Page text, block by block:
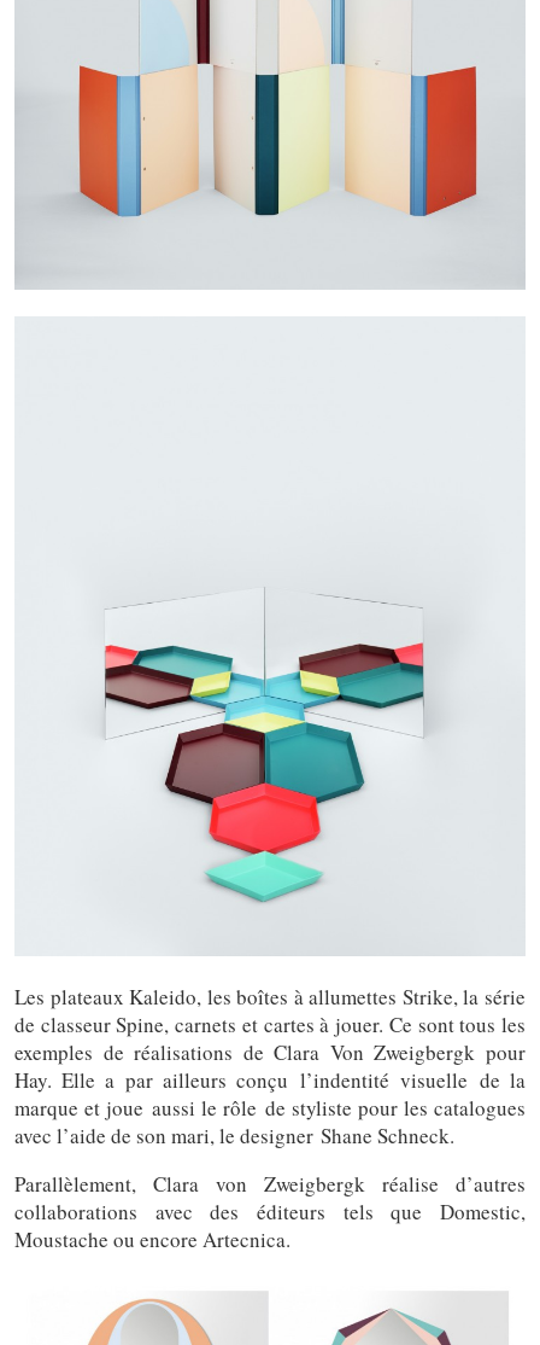
Les plateaux Kaleido, les boîtes à allumettes Strike, la série
de classeur Spine, carnets et cartes à jouer. Ce sont tous les
exemples de réalisations de Clara Von Zweigbergk pour
Hay. Elle a par ailleurs conçu l’indentité visuelle de la
marque et joue aussi le rôle de styliste pour les catalogues
avec l’aide de son mari, le designer Shane Schneck.
Parallèlement, Clara von Zweigbergk réalise d’autres
collaborations avec des éditeurs tels que Domestic,
Moustache ou encore Artecnica.